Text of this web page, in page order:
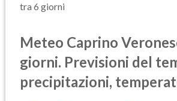
tra 6 giorni
Meteo Caprino
giorni. Previsioni del
precipitazioni,